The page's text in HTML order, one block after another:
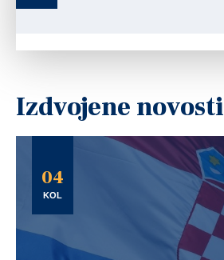
Izdvojene novosti
04
KOL